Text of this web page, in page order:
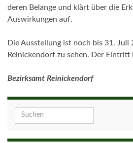
deren Belange und klärt über die
Auswirkungen auf.
Die Ausstellung ist noch bis 31. Juli
Reinickendorf zu sehen. Der
Bezirksamt Reinickendorf
Search for: